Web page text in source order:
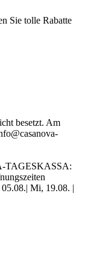
Sie tolle Rabatte
besetzt. Am
TAGESKASSA:
Mi, 19.08. |